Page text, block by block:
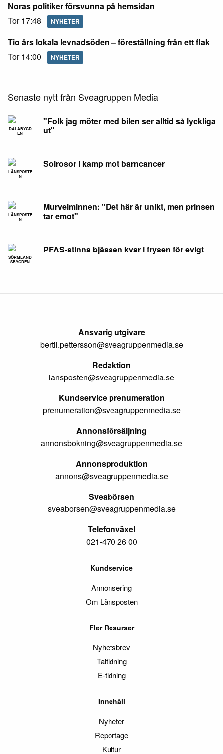
Noras politiker försvunna på hemsidan
Tor 17:48
NYHETER
Tio års lokala levnadsöden – föreställning från ett flak
Tor 14:00
NYHETER
Senaste nytt från Sveagruppen Media
DALABYGD
EN
"Folk jag möter med bilen ser alltid så lyckliga
ut"
LÄNSPOSTE
N
Solrosor i kamp mot barncancer
LÄNSPOSTE
N
Murvelminnen: "Det här är unikt, men prinsen
tar emot"
SÖRMLAND
SBYGDEN
PFAS-stinna bjässen kvar i frysen för evigt
Ansvarig utgivare
bertil.pettersson@sveagruppenmedia.se
Redaktion
lansposten@sveagruppenmedia.se
Kundservice prenumeration
prenumeration@sveagruppenmedia.se
Annonsförsäljning
annonsbokning@sveagruppenmedia.se
Annonsproduktion
annons@sveagruppenmedia.se
Sveabörsen
sveaborsen@sveagruppenmedia.se
Telefonväxel
021-470 26 00
Kundservice
Annonsering
Om Länsposten
Fler Resurser
Nyhetsbrev
Taltidning
E-tidning
Innehåll
Nyheter
Reportage
Kultur